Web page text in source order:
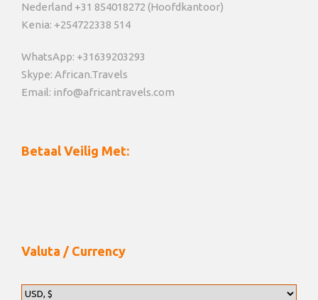
Nederland +31 854018272 (Hoofdkantoor)
Kenia: +254722338 514
WhatsApp: +31639203293
Skype: African.Travels
Email: info@africantravels.com
Betaal Veilig Met:
Valuta / Currency